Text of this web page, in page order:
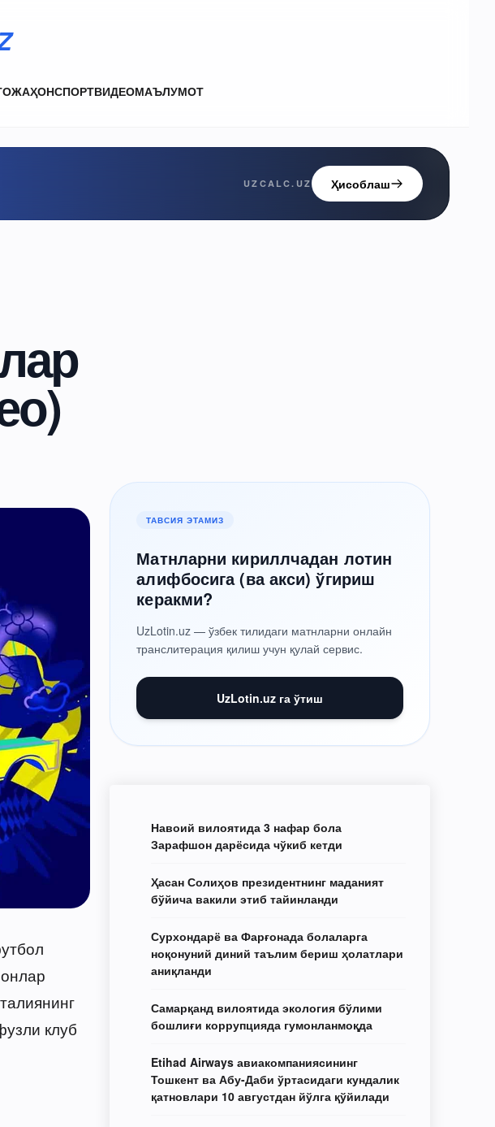
ЖАҲОНСПОРТВИДЕОМАЪЛУМОТ
UZCALC.UZ Ҳисоблаш
клуб
ТАВСИЯ ЭТАМИЗ
Матнларни кириллчадан лотин
алифбосига (ва акси) ўгириш
керакми?
UzLotin.uz — ўзбек тилидаги матнларни онлайн
транслитерация қилиш учун қулай сервис.
UzLotin.uz га ўтиш
Навоий вилоятида 3 нафар бола
Зарафшон дарёсида чўкиб кетди
Ҳасан Солиҳов президентнинг маданият
бўйича вакили этиб тайинланди
Сурхондарё ва Фарғонада болаларга
ноқонуний диний таълим бериш ҳолатлари
аниқланди
Самарқанд вилоятида экология бўлими
бошлиғи коррупцияда гумонланмоқда
Etihad Airways авиакомпаниясининг
Тошкент ва Абу-Даби ўртасидаги кундалик
қатновлари 10 августдан йўлга қўйилади